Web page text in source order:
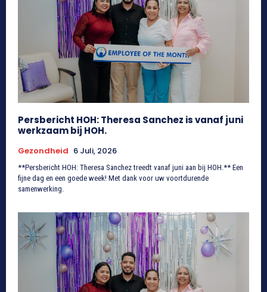
Persbericht HOH: Theresa Sanchez is vanaf juni
werkzaam bij HOH.
Gezondheid 6 Juli, 2026
**Persbericht HOH: Theresa Sanchez treedt vanaf juni aan bij HOH.** Een
fijne dag en een goede week! Met dank voor uw voortdurende
samenwerking.